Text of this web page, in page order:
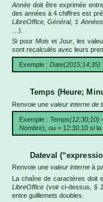
Année doit être exprimée
des années à 4 chiffres est
LibreOffice, Général, ‡
…).
Si pour Mois et Jour , les
sont recalculés avec leurs
Exemple : Date(2015;14;35)
Temps (Heure;
Renvoie une valeur interne de
Exemple : Temps(12;30;10)
Nombre) ou = 12:30:10 si
Dateval
Renvoie une valeur interne à
La chaîne de caractères doit
LibreOffice (voir ci-dessus,§
entre guillemets doubles.